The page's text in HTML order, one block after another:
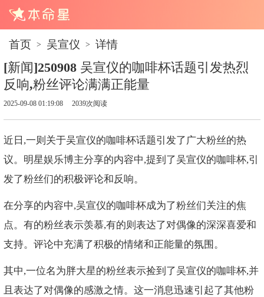
首页 > 吴宣仪 > 详情
[新闻]250908 吴宣仪的咖啡杯话题引发热烈
反响,粉丝评论满满正能量
2025-09-08 01:19:08 2039次阅读
近日,一则关于吴宣仪的咖啡杯话题引发了广大粉丝的热
议。明星娱乐博主分享的内容中,提到了吴宣仪的咖啡杯,引
发了粉丝们的积极评论和反响。
在分享的内容中,吴宣仪的咖啡杯成为了粉丝们关注的焦
点。有的粉丝表示羡慕,有的则表达了对偶像的深深喜爱和
支持。评论中充满了积极的情绪和正能量的氛围。
其中,一位名为胖大星的粉丝表示捡到了吴宣仪的咖啡杯,并
且表达了对偶像的感激之情。这一消息迅速引起了其他粉